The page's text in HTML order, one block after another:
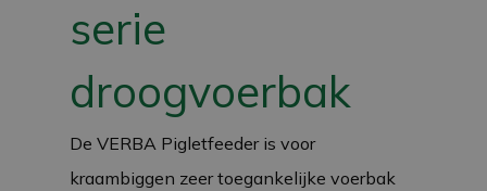
serie
droogvoerbak
De VERBA Pigletfeeder is voor
kraambiggen zeer toegankelijke voerbak